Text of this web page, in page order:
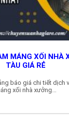
MÁNG XỐI NHÀ
TÀU GIÁ RẺ
báo giá chi tiết dịch
xối nhà xưởng...